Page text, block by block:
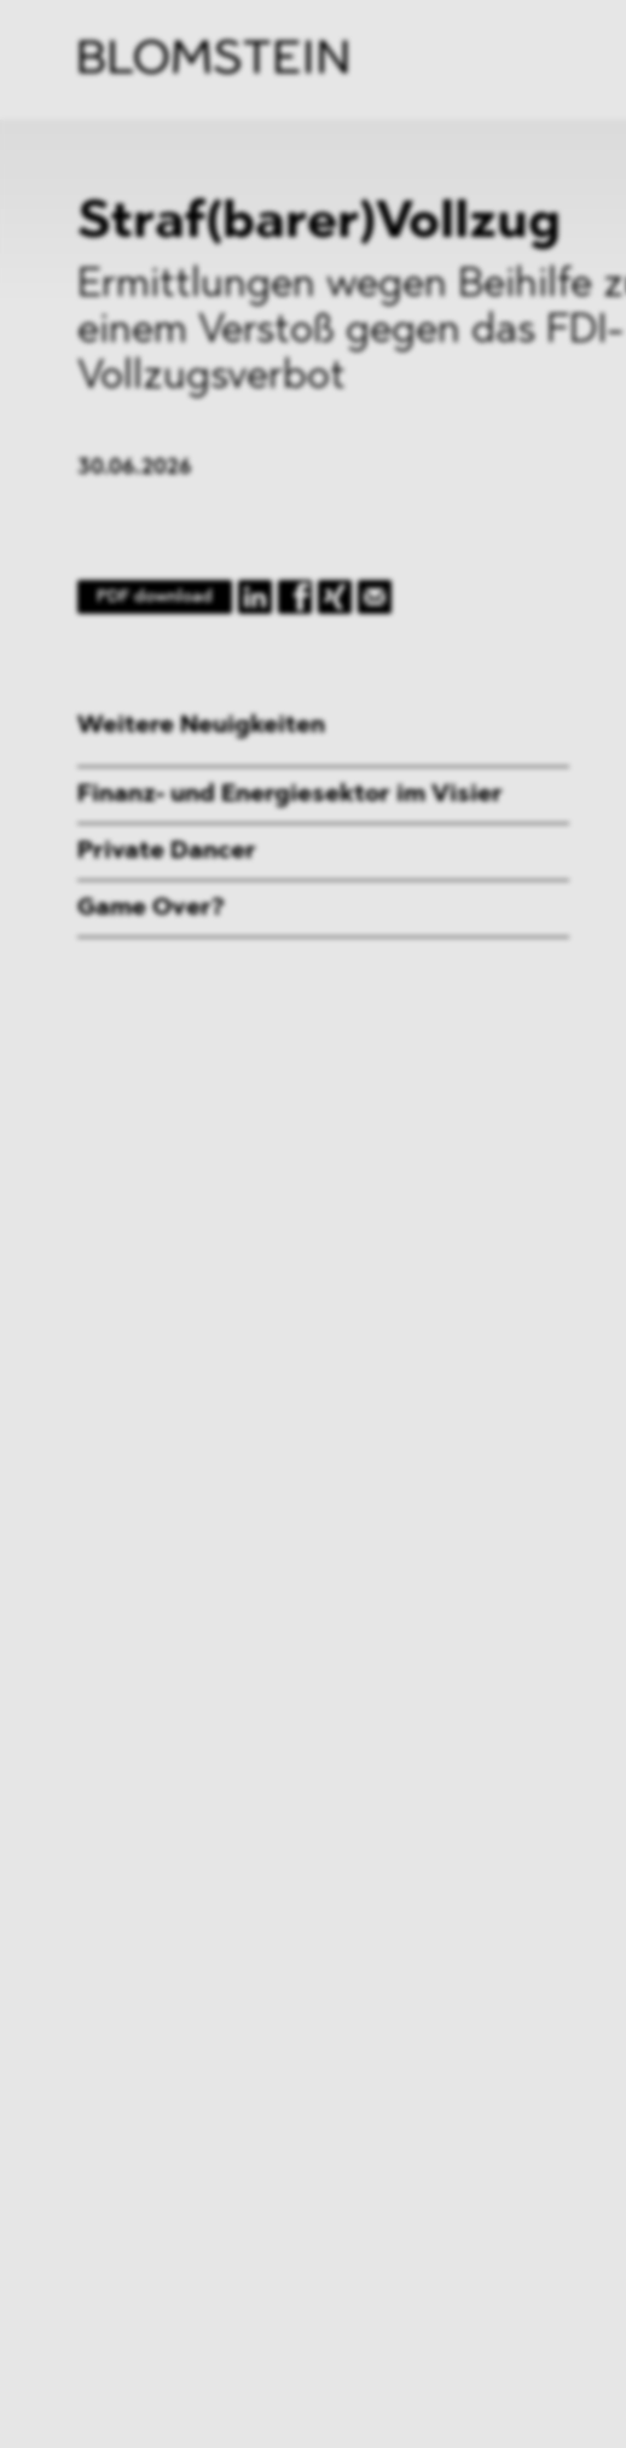
Straf(barer)Vollzug
Ermittlungen wegen Beihilfe
einem Verstoß gegen das FDI-
Vollzugsverbot
30.06.2026
PDF download
Weitere Neuigkeiten
Finanz- und Energiesektor im Visier
Private Dancer
Game Over?